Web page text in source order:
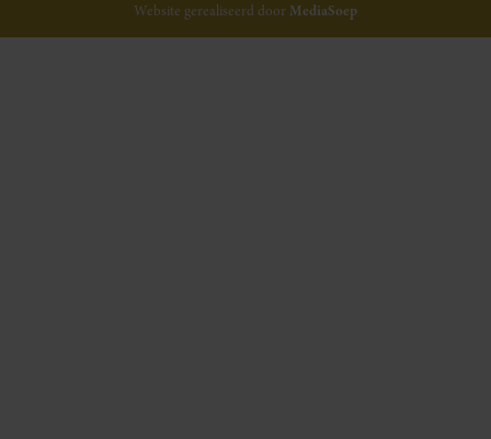
Website gerealiseerd door MediaSoep